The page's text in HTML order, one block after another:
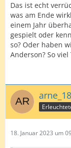
Das ist echt
was am Ende
einem Jahr
gespielt oder
so? Oder haben
Anderson? So
18. Januar 2023 um